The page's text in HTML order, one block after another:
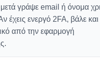
γράψε email ή όνομα
έχεις ενεργό 2FA, βάλε και
από την εφαρμογή